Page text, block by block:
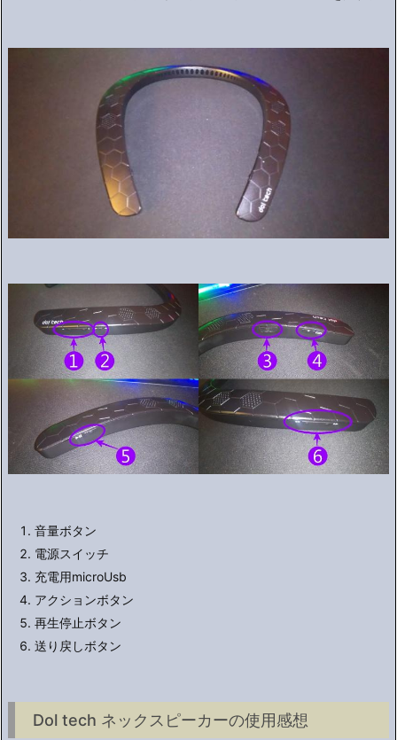
音量ボタン
電源スイッチ
充電用microUsb
アクションボタン
再生停止ボタン
送り戻しボタン
Dol tech ネックスピーカーの使用感想